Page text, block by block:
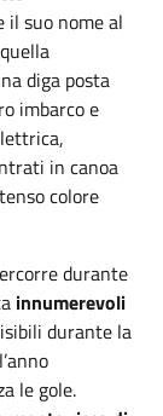
suo nome al
diga posta
imbarco e
in canoa
colore
durante
innumerevoli
durante la
le gole.